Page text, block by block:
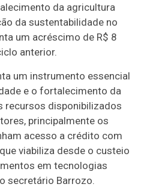
da agricultura
da sustentabilidade no
um acréscimo de R$ 8
anterior.
um instrumento essencial
e o fortalecimento da
recursos disponibilizados
principalmente os
acesso a crédito com
viabiliza desde o custeio
em tecnologias
secretário Barrozo.